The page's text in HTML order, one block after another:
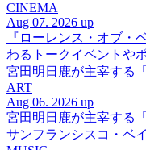
CINEMA
Aug 07. 2026 up
『ローレンス・オブ
わるトークイベントや
宮田明日鹿が主宰する
ART
Aug 06. 2026 up
宮田明日鹿が主宰する
サンフランシスコ・ベ